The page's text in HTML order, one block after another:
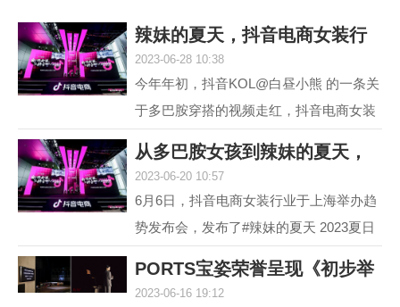
辣妹的夏天，抖音电商女装行
2023-06-28 10:38
今年年初，抖音KOL@白昼小熊 的一条关
于多巴胺穿搭的视频走红，抖音电商女装
最终，#多巴胺女孩 ...
从多巴胺女孩到辣妹的夏天，
2023-06-20 10:57
6月6日，抖音电商女装行业于上海举办趋
势发布会，发布了#辣妹的夏天 2023夏日
计，截至目前，#辣...
PORTS宝姿荣誉呈现《初步举
2023-06-16 19:12